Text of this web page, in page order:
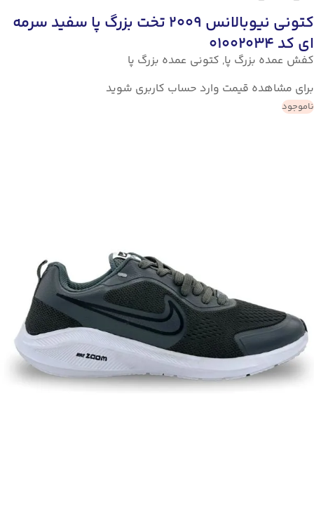
کتونی نیوبالانس 2009 تخت بزرگ پا سفید سرمه
ای کد 01002034
کفش عمده بزرگ پا, کتونی عمده بزرگ پا
برای مشاهده قیمت وارد حساب کاربری شوید
ناموجود